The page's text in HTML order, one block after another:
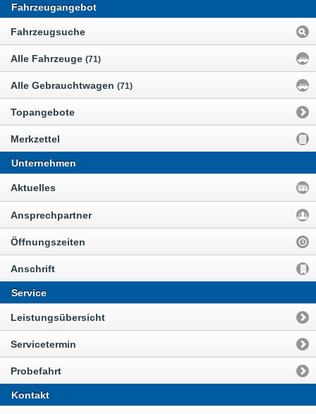
Fahrzeugangebot
Fahrzeugsuche
Alle Fahrzeuge (71)
Alle Gebrauchtwagen (71)
Topangebote
Merkzettel
Unternehmen
Aktuelles
Ansprechpartner
Öffnungszeiten
Anschrift
Service
Leistungsübersicht
Servicetermin
Probefahrt
Kontakt